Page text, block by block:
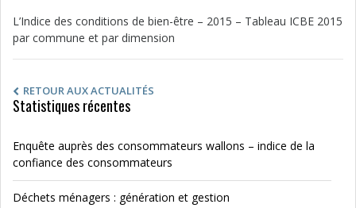
L’Indice des conditions de bien-être – 2015 – Tableau ICBE 2015
par commune et par dimension
RETOUR AUX ACTUALITÉS
Statistiques récentes
Enquête auprès des consommateurs wallons – indice de la
confiance des consommateurs
Déchets ménagers : génération et gestion